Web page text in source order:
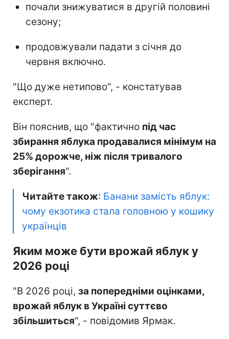
почали знижуватися в другій половині
сезону;
продовжували падати з січня до
червня включно.
"Що дуже нетипово", - констатував
експерт.
Він пояснив, що "фактично під час
збирання яблука продавалися мінімум на
25% дорожче, ніж після тривалого
зберігання".
Читайте також: Банани замість яблук:
чому екзотика стала головною у кошику
українців
Яким може бути врожай яблук у
2026 році
"В 2026 році, за попередніми оцінками,
врожай яблук в Україні суттєво
збільшиться", - повідомив Ярмак.